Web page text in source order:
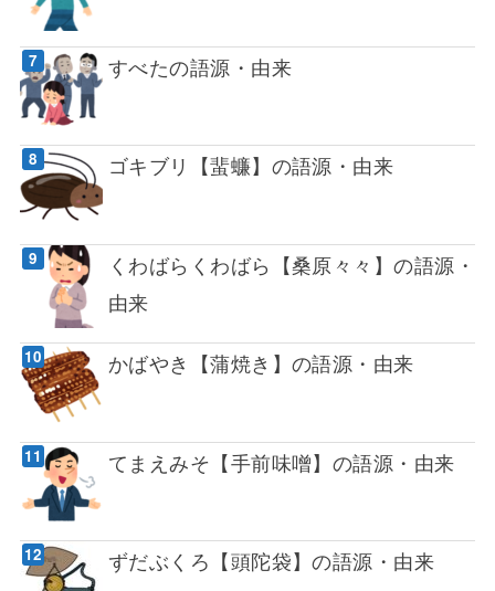
すべたの語源・由来
ゴキブリ【蜚蠊】の語源・由来
くわばらくわばら【桑原々々】の語源・
由来
かばやき【蒲焼き】の語源・由来
てまえみそ【手前味噌】の語源・由来
ずだぶくろ【頭陀袋】の語源・由来